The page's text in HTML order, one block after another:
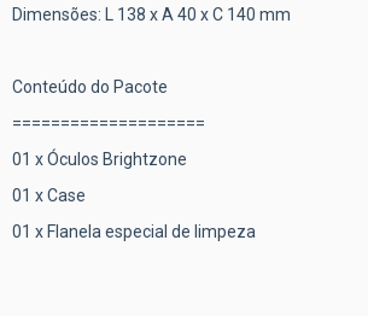
Dimensões: L 138 x A 40 x C 140 mm
Conteúdo do Pacote
====================
01 x Óculos Brightzone
01 x Case
01 x Flanela especial de limpeza